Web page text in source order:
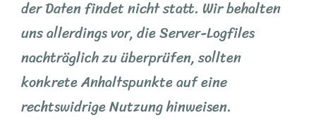
der Daten findet nicht statt. Wir behalten
uns allerdings vor, die Server-Logfiles
nachträglich zu überprüfen, sollten
konkrete Anhaltspunkte auf eine
rechtswidrige Nutzung hinweisen.